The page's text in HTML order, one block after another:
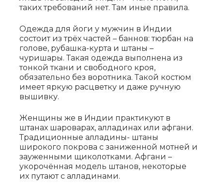
таких требований нет. Там иные правила.
Одежда для йоги у мужчин в Индии
состоит из трёх частей – баннов: тюрбан на
голове, рубашка-курта и штаны –
чуришары. Такая одежда выполнена из
тонкой ткани и свободного кроя,
обязательно без воротника. Такой костюм
имеет яркую расцветку и даже ручную
вышивку.
Женщины же в Индии практикуют в
штанах шароварах, алладинах или афгани.
Традиционные алладины- штаны
широкого покрова с заниженной мотней и
зауженными щиколотками. Афгани –
укорочённая модель штанов, некоторые
их путают с алладинами.